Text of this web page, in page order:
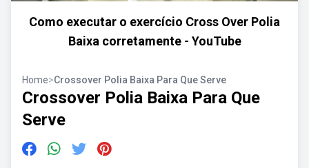
Como executar o exercício Cross Over Polia
Baixa corretamente - YouTube
Home>Crossover Polia Baixa Para Que Serve
Crossover Polia Baixa Para Que
Serve